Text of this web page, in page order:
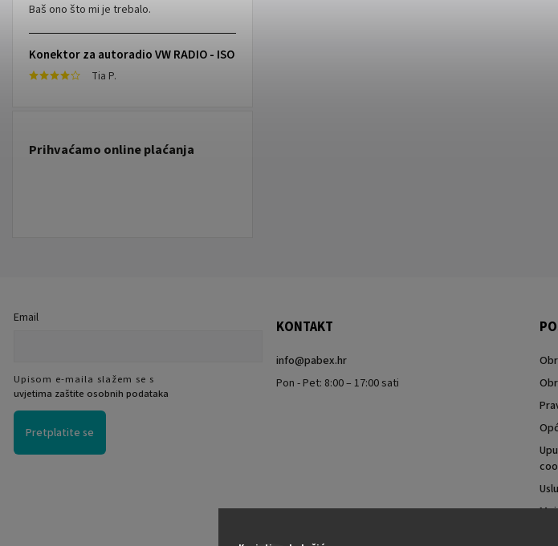
Baš ono što mi je trebalo.
Konektor za autoradio VW RADIO - ISO
Tia P.
Prihvaćamo online plaćanja
Email
Upisom e-maila slažem se s
uvjetima zaštite osobnih podataka
Pretplatite se
KONTAKT
info@pabex.hr
Pon - Pet: 8:00 – 17:00 sati